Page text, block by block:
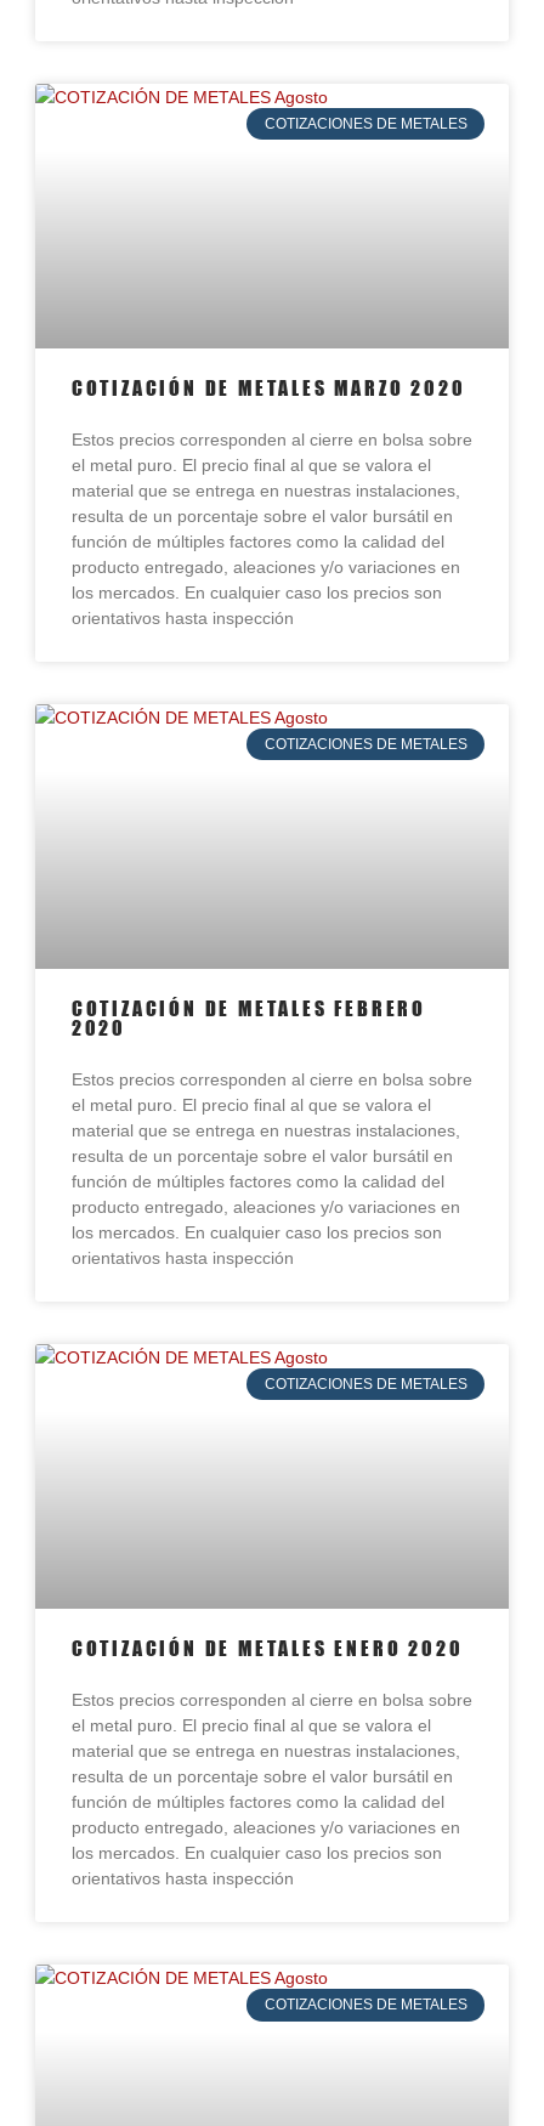
COTIZACIONES DE METALES
COTIZACIÓN DE METALES MARZO 2020
Estos precios corresponden al cierre en bolsa sobre
el metal puro. El precio final al que se valora el
material que se entrega en nuestras instalaciones,
resulta de un porcentaje sobre el valor bursátil en
función de múltiples factores como la calidad del
producto entregado, aleaciones y/o variaciones en
los mercados. En cualquier caso los precios son
orientativos hasta inspección
COTIZACIONES DE METALES
COTIZACIÓN DE METALES FEBRERO
2020
Estos precios corresponden al cierre en bolsa sobre
el metal puro. El precio final al que se valora el
material que se entrega en nuestras instalaciones,
resulta de un porcentaje sobre el valor bursátil en
función de múltiples factores como la calidad del
producto entregado, aleaciones y/o variaciones en
los mercados. En cualquier caso los precios son
orientativos hasta inspección
COTIZACIONES DE METALES
COTIZACIÓN DE METALES ENERO 2020
Estos precios corresponden al cierre en bolsa sobre
el metal puro. El precio final al que se valora el
material que se entrega en nuestras instalaciones,
resulta de un porcentaje sobre el valor bursátil en
función de múltiples factores como la calidad del
producto entregado, aleaciones y/o variaciones en
los mercados. En cualquier caso los precios son
orientativos hasta inspección
COTIZACIONES DE METALES